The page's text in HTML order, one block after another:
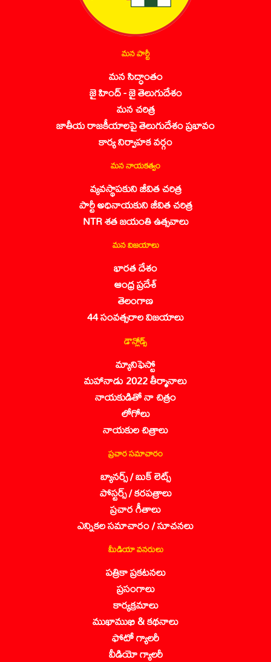
మన పార్టీ
మన సిద్ధాంతం
జై హింద్ - జై తెలుగుదేశం
మన చరిత్ర
జాతీయ రాజకీయాలపై తెలుగుదేశం ప్రభావం
కార్య నిర్వాహక వర్గం
మన నాయకత్వం
వ్యవస్థాపకుని జీవిత చరిత్ర
పార్టీ అధినాయకుని జీవిత చరిత్ర
NTR శత జయంతి ఉత్సవాలు
మన విజయాలు
భారత దేశం
ఆంధ్ర ప్రదేశ్
తెలంగాణ
44 సంవత్సరాల విజయాలు
డౌన్లోడ్స్
మ్యానిఫెస్టో
మహానాడు 2022 తీర్మానాలు
నాయకుడితో నా చిత్రం
లోగోలు
నాయకుల చిత్రాలు
ప్రచార సమాచారం
బ్యానర్స్ / బుక్ లెట్స్
పోస్టర్స్ / కరపత్రాలు
ప్రచార గీతాలు
ఎన్నికల సమాచారం / సూచనలు
మీడియా వనరులు
పత్రికా ప్రకటనలు
ప్రసంగాలు
కార్యక్రమాలు
ముఖాముఖి & కథనాలు
ఫోటో గ్యాలరీ
వీడియో గ్యాలరీ